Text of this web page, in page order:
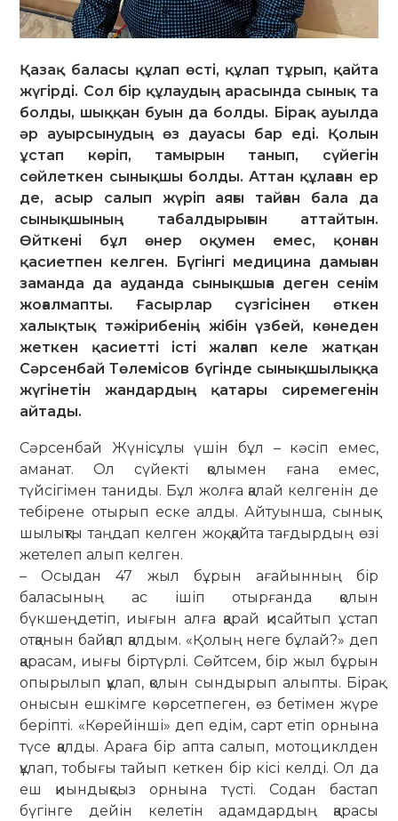
Қазақ баласы құлап өсті, құлап тұрып, қайта
жүгірді. Сол бір құлаудың арасында сынық та
болды, шыққан буын да болды. Бірақ ауылда
әр ауырсынудың өз дауасы бар еді. Қолын
ұстап көріп, тамырын танып, сүйегін
сөйлеткен сынықшы болды. Аттан құлаған ер
де, асыр салып жүріп аяғы тайған бала да
сынықшының табалдырығын аттайтын.
Өйткені бұл өнер оқумен емес, қонған
қасиетпен келген. Бүгінгі медицина дамыған
заманда да ауданда сынықшыға деген сенім
жоғалмапты. Ғасырлар сүзгісінен өткен
халықтық тәжірибенің жібін үзбей, көнеден
жеткен қасиетті істі жалғап келе жатқан
Сәрсенбай Төлемісов бүгінде сынықшылыққа
жүгінетін жандардың қатары сиремегенін
айтады.
Сәрсенбай Жүнісұлы үшін бұл – кәсіп емес,
аманат. Ол сүйекті қолымен ғана емес,
түйсігімен таниды. Бұл жолға қа­лай келгенін де
тебірене отырып еске алды. Айтуынша, сынық­
шылықты таңдап келген жоқ, қайта тағдырдың өзі
жетелеп алып келген.
– Осыдан 47 жыл бұрын ағайынның бір
баласының ас ішіп отырғанда қолын
бүкшеңдетіп, иығын алға қарай қисайтып ұстап
отқанын байқап қалдым. «Қолың неге бұлай?» деп
қарасам, иығы біртүрлі. Сөйтсем, бір жыл бұрын
опырылып құлап, қолын сындырып алыпты. Бірақ
онысын ешкімге көрсетпеген, өз бетімен жүре
беріпті. «Көрейінші» деп едім, сарт етіп орнына
түсе қалды. Араға бір апта салып, мотоциклден
құлап, тобығы тайып кеткен бір кісі келді. Ол да
еш қиындықсыз орнына түсті. Содан бастап
бүгінге дейін келетін адамдардың қарасы